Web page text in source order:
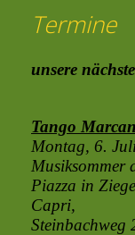
Termine
unsere
Tango
Montag, 6.
Musiksommer
Piazza in
Capri,
Steinbachweg